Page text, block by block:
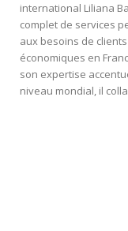
international Liliana
complet de services
aux besoins de
économiques en
son expertise
niveau mondial, il